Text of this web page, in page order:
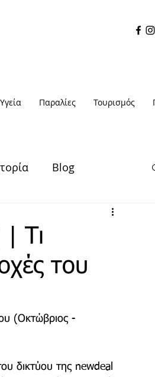
Υγεία Παραλίες Τουρισμός
Blog
Νέα / Ειδήσεις
Μαραθώνα
| Τι
του
(Οκτώβριος -
δικτύου της newdeal